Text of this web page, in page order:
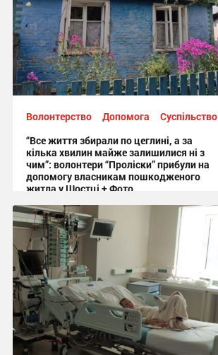
Волонтерство Допомога
Суспільство
“Все життя збирали по цеглині, а за
кілька хвилин майже залишилися ні з
чим”: волонтери “Проліски” прибули на
допомогу власникам пошкодженого
житла у Шостці + Фото
09:54 сьогодні